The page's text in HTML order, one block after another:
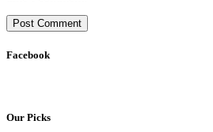
Facebook
Our Picks